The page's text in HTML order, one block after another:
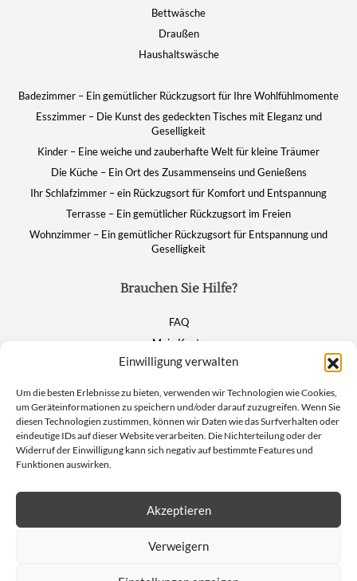
Einwilligung verwalten
Um die besten Erlebnisse zu bieten, verwenden wir Technologien wie Cookies,
um Geräteinformationen zu speichern und/oder darauf zuzugreifen. Wenn Sie
diesen Technologien zustimmen, können wir Daten wie das Surfverhalten oder
eindeutige IDs auf dieser Website verarbeiten. Die Nichterteilung oder der
Widerruf der Einwilligung kann sich negativ auf bestimmte Features und
Funktionen auswirken.
Akzeptieren
Verweigern
Brauchen Sie Hilfe?
FAQ
Mein Konto
Warenkorb
Suivez nous
Bettwäsche
Draußen
Haushaltswäsche
Badezimmer – Ein gemütlicher Rückzugsort für Ihre Wohlfühlmomente
Esszimmer – Die Kunst des gedeckten Tisches mit Eleganz und
Geselligkeit
Kinder – Eine weiche und zauberhafte Welt für kleine Träumer
Die Küche – Ein Ort des Zusammenseins und Genießens
Ihr Schlafzimmer – ein Rückzugsort für Komfort und Entspannung
Terrasse – Ein gemütlicher Rückzugsort im Freien
Wohnzimmer – Ein gemütlicher Rückzugsort für Entspannung und
Geselligkeit
Newsletter
Lass dich nicht von unseren exklusiven Angeboten und unseren